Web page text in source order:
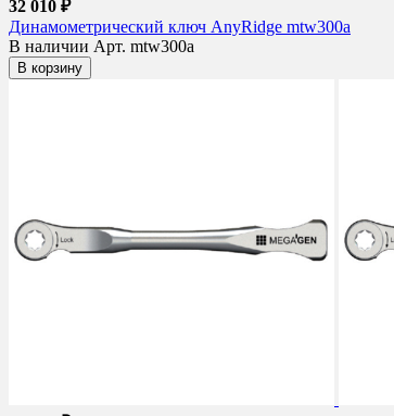
32 010 ₽
Динамометрический ключ AnyRidge mtw300a
В наличии Арт. mtw300a
В корзину